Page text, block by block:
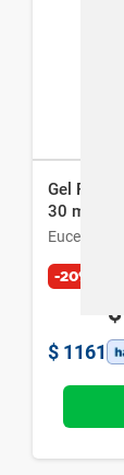
Gel
30 ml
Eucerin
-20%
$
$ 1161